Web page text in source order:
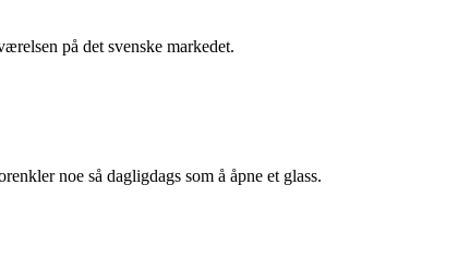
på det svenske markedet.
noe så dagligdags som å åpne et glass.